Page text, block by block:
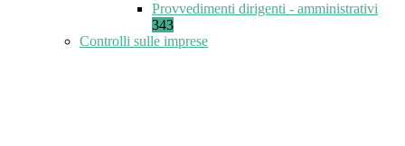
Provvedimenti dirigenti - amministrativi
343
Controlli sulle imprese